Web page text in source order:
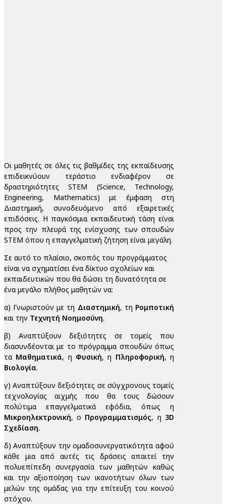
Οι μαθητές σε όλες τις βαθμίδες της εκπαίδευσης
επιδεικνύουν τεράστιο ενδιαφέρον σε
δραστηριότητες STEM (Science, Technology,
Engineering, Mathematics) με έμφαση στη
Διαστημική, συνοδευόμενο από εξαιρετικές
επιδόσεις. Η παγκόσμια εκπαιδευτική τάση είναι
προς την πλευρά της ενίσχυσης των σπουδών
STEM όπου η επαγγελματική ζήτηση είναι μεγάλη.
Σε αυτό το πλαίσιο, σκοπός του προγράμματος
είναι να σχηματίσει ένα δίκτυο σχολείων και
εκπαιδευτικών που θα δώσει τη δυνατότητα σε
ένα μεγάλο πλήθος μαθητών να:
α) Γνωριστούν με τη Διαστημική, τη Ρομποτική
και την Τεχνητή Νοημοσύνη.
β) Αναπτύξουν δεξιότητες σε τομείς που
διασυνδέονται με το πρόγραμμα σπουδών όπως
τα Μαθηματικά, η Φυσική, η Πληροφορική, η
Βιολογία.
γ) Αναπτύξουν δεξιότητες σε σύγχρονους τομείς
τεχνολογίας αιχμής που θα τους δώσουν
πολύτιμα επαγγελματικά εφόδια, όπως η
Μικροηλεκτρονική, ο Προγραμματισμός, η 3D
Σχεδίαση.
δ) Αναπτύξουν την ομαδοσυνεργατικότητα αφού
κάθε μια από αυτές τις δράσεις απαιτεί την
πολυεπίπεδη συνεργασία των μαθητών καθώς
και την αξιοποίηση των ικανοτήτων όλων των
μελών της ομάδας για την επίτευξη του κοινού
στόχου.